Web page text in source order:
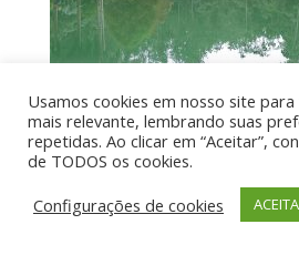
Por aí de Barraca - direitos
por UIA WEB
Usamos cookies em nosso site
mais relevante, lembrando suas
repetidas. Ao clicar em “Aceitar”,
de TODOS os cookies.
Configurações de cookies